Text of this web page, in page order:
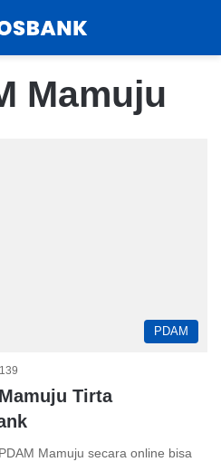
Mamuju
PDAM
139
Tirta
Mamuju secara online bisa